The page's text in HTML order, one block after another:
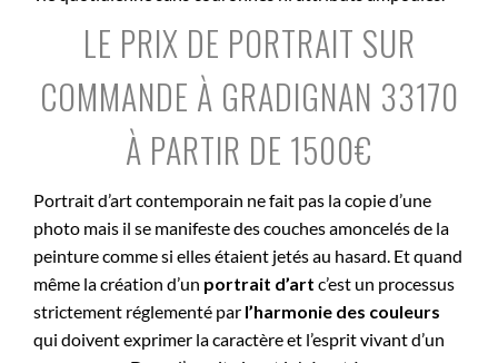
LE PRIX DE PORTRAIT SUR
COMMANDE À GRADIGNAN 33170
À PARTIR DE 1500€
Portrait d’art contemporain ne fait pas la copie d’une
photo mais il se manifeste des couches amoncelés de la
peinture comme si elles étaient jetés au hasard. Et quand
même la création d’un portrait d’art c’est un processus
strictement réglementé par l’harmonie des couleurs
qui doivent exprimer la caractère et l’esprit vivant d’un